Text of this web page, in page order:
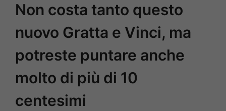
Non costa tanto questo
nuovo Gratta e Vinci, ma
potreste puntare anche
molto di più di 10
centesimi